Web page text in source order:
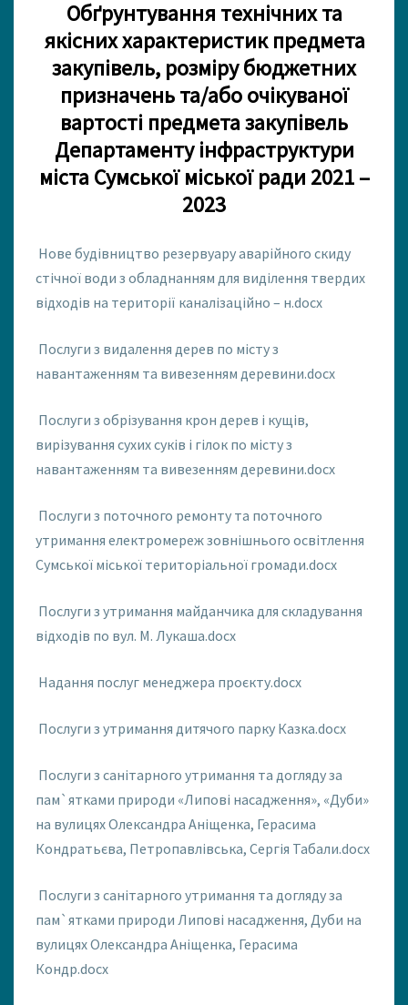
У
В
А
Н
Н
Я
А
К
У
В
Е
Л
2
–
2
?
>
Обґрунтування технічних та
якісних характеристик предмета
закупівель, розміру бюджетних
призначеньта/або очікуваної
вартості предмета закупівель
Департаменту інфраструктури
міста Сумської міської ради 2021 –
2023
Нове будівництво резервуару аварійного скиду
стічної води з обладнанням для виділення твердих
відходів на території каналізаційно – н.docx
Послуги з видалення дерев по місту з
навантаженням та вивезенням деревини.docx
Послуги з обрізування крон дерев і кущів,
вирізування сухих суків і гілок по місту з
навантаженням та вивезенням деревини.docx
Послуги з поточного ремонту та поточного
утримання електромереж зовнішнього освітлення
Сумської міської територіальної громади.docx
Послуги з утримання майданчика для складування
відходів по вул. М. Лукаша.docx
Надання послуг менеджера проєкту.docx
Послуги з утримання дитячого парку Казка.docx
Послуги з санітарного утримання та догляду за
пам`ятками природи «Липові насадження», «Дуби»
на вулицях Олександра Аніщенка, Герасима
Кондратьєва, Петропавлівська, Сергія Табали.docx
Послуги з санітарного утримання та догляду за
пам`ятками природи Липові насадження, Дуби на
вулицях Олександра Аніщенка, Герасима
Кондр.docx